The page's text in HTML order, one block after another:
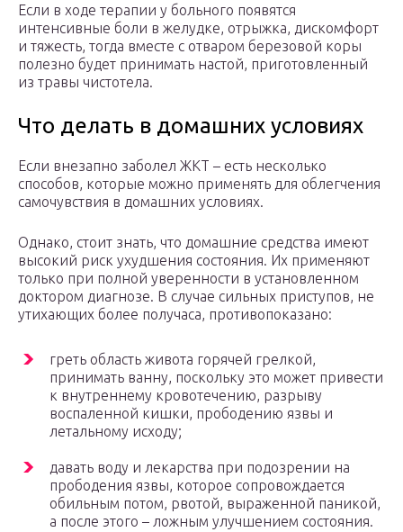
Если в ходе терапии у больного появятся
интенсивные боли в желудке, отрыжка, дискомфорт
и тяжесть, тогда вместе с отваром березовой коры
полезно будет принимать настой, приготовленный
из травы чистотела.
Что делать в домашних условиях
Если внезапно заболел ЖКТ – есть несколько
способов, которые можно применять для облегчения
самочувствия в домашних условиях.
Однако, стоит знать, что домашние средства имеют
высокий риск ухудшения состояния. Их применяют
только при полной уверенности в установленном
доктором диагнозе. В случае сильных приступов, не
утихающих более получаса, противопоказано:
греть область живота горячей грелкой,
принимать ванну, поскольку это может привести
к внутреннему кровотечению, разрыву
воспаленной кишки, прободению язвы и
летальному исходу;
давать воду и лекарства при подозрении на
прободения язвы, которое сопровождается
обильным потом, рвотой, выраженной паникой,
а после этого – ложным улучшением состояния.